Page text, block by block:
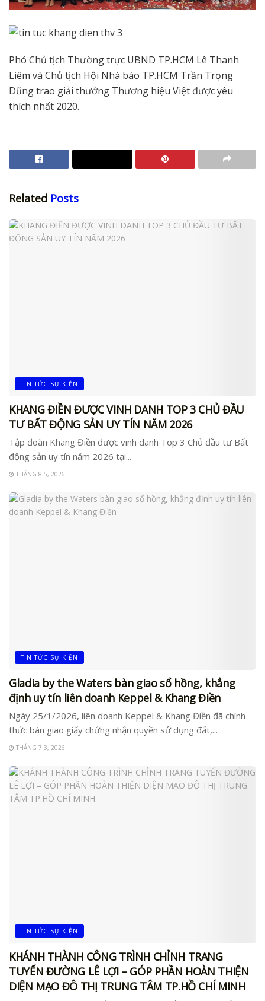
Phó Chủ tịch Thường trực UBND TP.HCM Lê Thanh
Liêm và Chủ tịch Hội Nhà báo TP.HCM Trần Trọng
Dũng trao giải thưởng Thương hiệu Việt được yêu
thích nhất 2020.
Related Posts
TIN TỨC SỰ KIỆN
KHANG ĐIỀN ĐƯỢC VINH DANH TOP 3 CHỦ ĐẦU
TƯ BẤT ĐỘNG SẢN UY TÍN NĂM 2026
Tập đoàn Khang Điền được vinh danh Top 3 Chủ đầu tư Bất
động sản uy tín năm 2026 tại...
THÁNG 8 5, 2026
TIN TỨC SỰ KIỆN
Gladia by the Waters bàn giao sổ hồng, khẳng
định uy tín liên doanh Keppel & Khang Điền
Ngày 25/1/2026, liên doanh Keppel & Khang Điền đã chính
thức bàn giao giấy chứng nhận quyền sử dụng đất,...
THÁNG 7 3, 2026
TIN TỨC SỰ KIỆN
KHÁNH THÀNH CÔNG TRÌNH CHỈNH TRANG
TUYẾN ĐƯỜNG LÊ LỢI – GÓP PHẦN HOÀN THIỆN
DIỆN MẠO ĐÔ THỊ TRUNG TÂM TP.HỒ CHÍ MINH